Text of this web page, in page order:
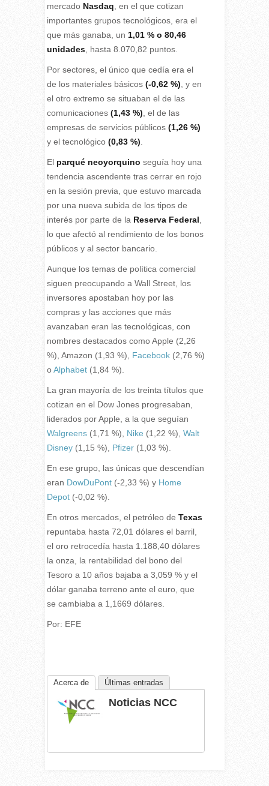
mercado Nasdaq , en el que cotizan
importantes grupos tecnológicos, era el
que más ganaba, un 1,01 % o 80,46
unidades, hasta 8.070,82 puntos.
Por sectores, el único que cedía era el
de los materiales básicos (-0,62 %) , y en
el otro extremo se situaban el de las
comunicaciones (1,43 %) , el de las
empresas de servicios públicos (1,26 %)
y el tecnológico (0,83 %)
El parqué neoyorquino seguía hoy una
tendencia ascendente tras cerrar en rojo
en la sesión previa, que estuvo marcada
por una nueva subida de los tipos de
interés por parte de la Reserva Federal
lo que afectó al rendimiento de los bonos
públicos y al sector bancario.
Aunque los temas de política comercial
siguen preocupando a Wall Street, los
inversores apostaban hoy por las
compras y las acciones que más
avanzaban eran las tecnológicas, con
nombres destacados como Apple (2,26
%), Amazon (1,93 %), Facebook(2,76 %)
oAlphabet(1,84 %).
La gran mayoría de los treinta títulos que
cotizan en el Dow Jones progresaban,
liderados por Apple, a la que seguían
Walgreens(1,71 %), Nike (1,22 %), Walt
Disney(1,15 %), Pfizer(1,03 %).
En ese grupo, las únicas que descendían
eran DowDuPont(-2,33 %) y Home
Depot(-0,02 %).
En otros mercados, el petróleo de Texas
repuntaba hasta 72,01 dólares el barril,
el oro retrocedía hasta 1.188,40 dólares
la onza, la rentabilidad del bono del
Tesoro a 10 años bajaba a 3,059 % y el
dólar ganaba terreno ante el euro, que
se cambiaba a 1,1669 dólares.
Por: EFE
Acerca de Últimas entradas
Noticias NCC